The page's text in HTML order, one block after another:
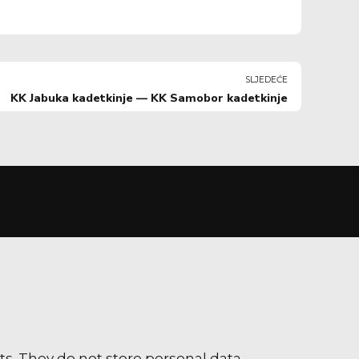
SLJEDEĆE
KK Jabuka kadetkinje — KK Samobor kadetkinje